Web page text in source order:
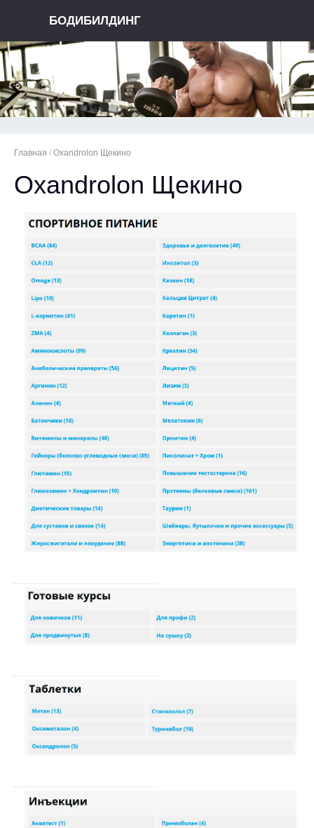
БОДИБИЛДИНГ
Главная / Oxandrolon Щекино
Oxandrolon Щекино